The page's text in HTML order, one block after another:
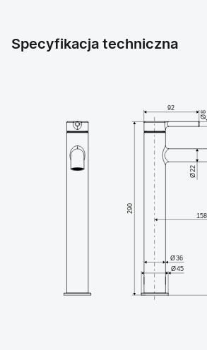
Specyfikacja techniczna